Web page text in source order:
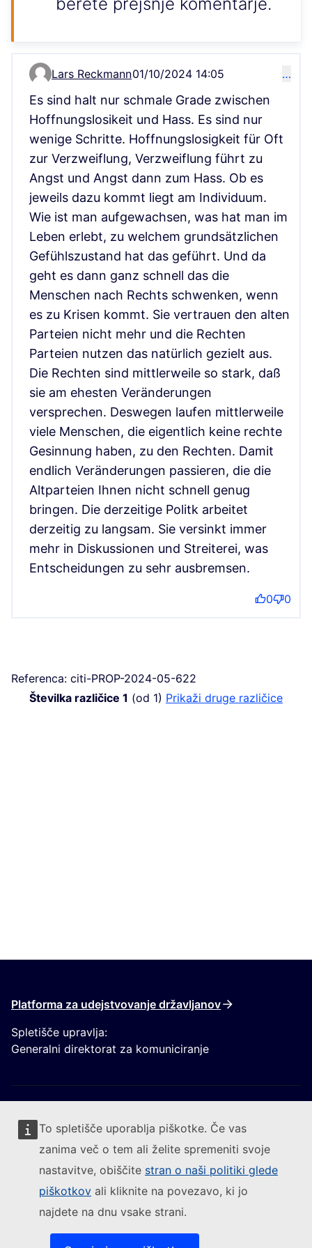
To spletišče uporablja piškotke. Če vas
zanima več o tem ali želite spremeniti svoje
nastavitve, obiščite stran o naši politiki glede
piškotkov ali kliknite na povezavo, ki jo
najdete na dnu vsake strani.
Comment 220
Lars Reckmann01/10/2024 14:05 …
Es sind halt nur schmale Grade zwischen
Hoffnungslosikeit und Hass. Es sind nur
wenige Schritte. Hoffnungslosigkeit für Oft
zur Verzweiflung, Verzweiflung führt zu
Angst und Angst dann zum Hass. Ob es
jeweils dazu kommt liegt am Individuum.
Wie ist man aufgewachsen, was hat man im
Leben erlebt, zu welchem grundsätzlichen
Gefühlszustand hat das geführt. Und da
geht es dann ganz schnell das die
Menschen nach Rechts schwenken, wenn
es zu Krisen kommt. Sie vertrauen den alten
Parteien nicht mehr und die Rechten
Parteien nutzen das natürlich gezielt aus.
Die Rechten sind mittlerweile so stark, daß
sie am ehesten Veränderungen
versprechen. Deswegen laufen mittlerweile
viele Menschen, die eigentlich keine rechte
Gesinnung haben, zu den Rechten. Damit
endlich Veränderungen passieren, die die
Altparteien Ihnen nicht schnell genug
bringen. Die derzeitige Politk arbeitet
derzeitig zu langsam. Sie versinkt immer
mehr in Diskussionen und Streiterei, was
Entscheidungen zu sehr ausbremsen.
0 0
Referenca: citi-PROP-2024-05-622
Številka različice 1 (od 1) Prikaži druge različice
Platforma za udejstvovanje državljanov
Spletišče upravlja:
Generalni direktorat za komuniciranje
Sledite Evropski komisiji
Kontakt(Zunanja povezava)
Prijavite ranljivost informacijskega sistema
Jeziki na naših spletiščih(Zunanja povezava)